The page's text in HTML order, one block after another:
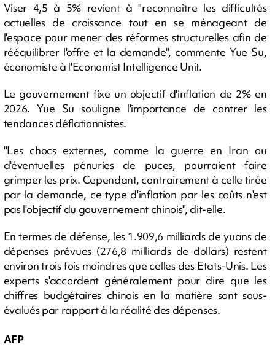
Viser 4,5 à 5% revient à "reconnaître les difficultés
actuelles de croissance tout en se ménageant de
l'espace pour mener des réformes structurelles afin de
rééquilibrer l'offre et la demande", commente Yue Su,
économiste à l'Economist Intelligence Unit.
Le gouvernement fixe un objectif d'inflation de 2% en
2026. Yue Su souligne l'importance de contrer les
tendances déflationnistes.
"Les chocs externes, comme la guerre en Iran ou
d'éventuelles pénuries de puces, pourraient faire
grimper les prix. Cependant, contrairement à celle tirée
par la demande, ce type d'inflation par les coûts n'est
pas l'objectif du gouvernement chinois", dit-elle.
En termes de défense, les 1.909,6 milliards de yuans de
dépenses prévues (276,8 milliards de dollars) restent
environ trois fois moindres que celles des Etats-Unis. Les
experts s'accordent généralement pour dire que les
chiffres budgétaires chinois en la matière sont sous-
évalués par rapport à la réalité des dépenses.
AFP